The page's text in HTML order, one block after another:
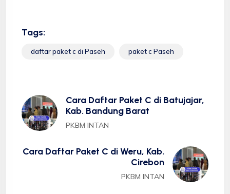
Tags:
daftar paket c di Paseh paket c Paseh
Cara Daftar Paket C di Batujajar,
Kab. Bandung Barat
PKBM INTAN
Cara Daftar Paket C di Weru, Kab.
Cirebon
PKBM INTAN